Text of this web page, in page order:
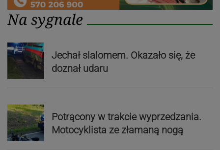
Na sygnale
Jechał slalomem. Okazało się, że
doznał udaru
Potrącony w trakcie wyprzedzania.
Motocyklista ze złamaną nogą